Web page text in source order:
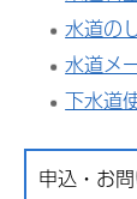
水道の
水道メ
下水道
申込・お